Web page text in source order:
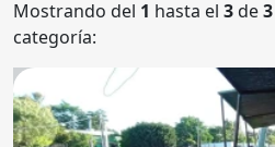
Mostrando del 1 hasta el 3de3
categoría: